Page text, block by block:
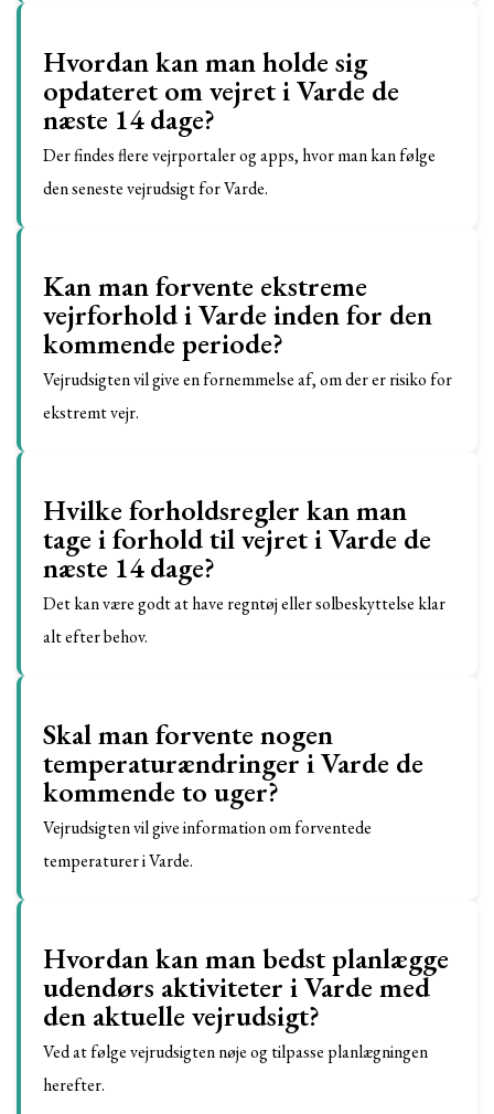
Hvordan kan man holde sig
opdateret om vejret i Varde de
næste 14 dage?
Der findes flere vejrportaler og apps, hvor man kan følge
den seneste vejrudsigt for Varde.
Kan man forvente ekstreme
vejrforhold i Varde inden for den
kommende periode?
Vejrudsigten vil give en fornemmelse af, om der er risiko for
ekstremt vejr.
Hvilke forholdsregler kan man
tage i forhold til vejret i Varde de
næste 14 dage?
Det kan være godt at have regntøj eller solbeskyttelse klar
alt efter behov.
Skal man forvente nogen
temperaturændringer i Varde de
kommende to uger?
Vejrudsigten vil give information om forventede
temperaturer i Varde.
Hvordan kan man bedst planlægge
udendørs aktiviteter i Varde med
den aktuelle vejrudsigt?
Ved at følge vejrudsigten nøje og tilpasse planlægningen
herefter.